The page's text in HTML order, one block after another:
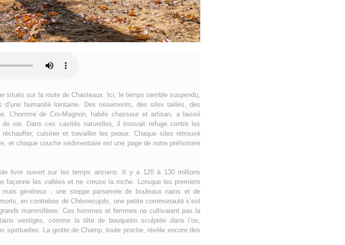
situés sur la route de Chasteaux. Ici, le temps semble suspendu,
humanité lointaine. Des ossements, des silex taillés, des
L’homme de Cro-Magnon, habile chasseur et artisan, a laissé
vie. Dans ces cavités naturelles, il trouvait refuge contre les
cuisiner et travailler les peaux. Chaque silex retrouvé
et chaque couche sédimentaire est une page de notre préhistoire
livre ouvert sur les temps anciens. Il y a 120 à 130 millions
façonne les vallées et ne creuse la roche. Lorsque les premiers
généreux : une steppe parsemée de bouleaux nains et de
en contrebas de Chèvrecujols, une petite communauté s’est
mammifères. Ces hommes et femmes ne cultivaient pas la
vestiges, comme la tête de bouquetin sculptée dans l’os,
spirituelles. La grotte de Champ, toute proche, révèle encore des